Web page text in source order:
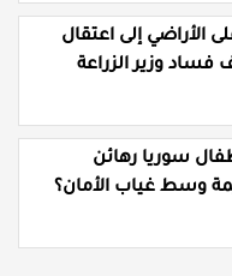
الأراضي إلى اعتقال
وزير الزراعة
سوريا رهائن
وسط غياب الأمان؟